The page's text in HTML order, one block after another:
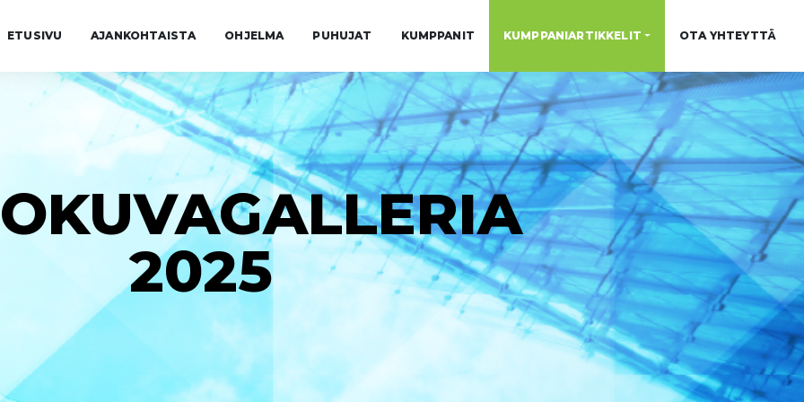
ETUSIVU AJANKOHTAISTA OHJELMA PUHUJAT KUMPPANIT KUMPPANIARTIKKELIT OTA YHTEYTTÄ
2025